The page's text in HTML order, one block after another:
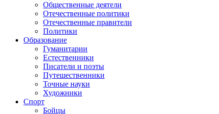
Общественные деятели
Отечественные политики
Отечественные правители
Политики
Образование
Гуманитарии
Естественники
Писатели и поэты
Путешественники
Точные науки
Художники
Спорт
Бойцы